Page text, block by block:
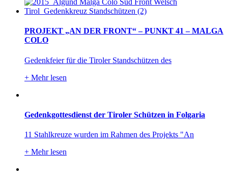
PROJEKT „AN DER FRONT“ – PUNKT 41 – MALGA
COLO
Gedenkfeier für die Tiroler Standschützen des
+ Mehr lesen
Gedenkgottesdienst der Tiroler Schützen in Folgaria
11 Stahlkreuze wurden im Rahmen des Projekts "An
+ Mehr lesen